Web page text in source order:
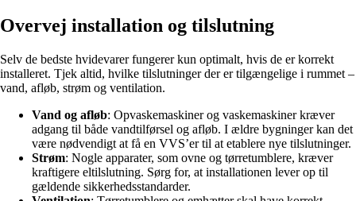
Overvej installation og tilslutning
Selv de bedste hvidevarer fungerer kun optimalt, hvis de er korrekt
installeret. Tjek altid, hvilke tilslutninger der er tilgængelige i rummet –
vand, afløb, strøm og ventilation.
Vand og afløb: Opvaskemaskiner og vaskemaskiner kræver
adgang til både vandtilførsel og afløb. I ældre bygninger kan det
være nødvendigt at få en VVS’er til at etablere nye tilslutninger.
Strøm: Nogle apparater, som ovne og tørretumblere, kræver
kraftigere eltilslutning. Sørg for, at installationen lever op til
gældende sikkerhedsstandarder.